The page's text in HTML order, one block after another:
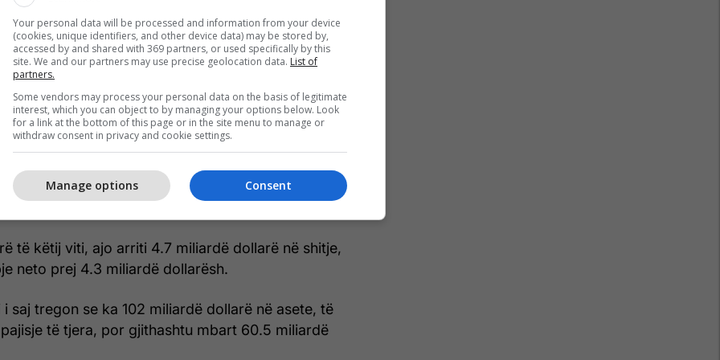
miliardë dollarë.
listimi i SpaceX mund ta çojë pasurinë e tij neto
dollarë.
vështrim të shumëpritur të gjendjes financiare
Exploration Technologies - siç njihet zyrtarisht -
të ardhura, por pati një humbje neto prej
të këtij viti, ajo arriti 4.7 miliardë dollarë në shitje,
neto prej 4.3 miliardë dollarësh.
saj tregon se ka 102 miliardë dollarë në asete, të
të tjera, por gjithashtu mbart 60.5 miliardë
Your personal data will be processed and information from your device
(cookies, unique identifiers, and other device data) may be stored by,
accessed by and shared with 369 partners, or used specifically by this
site. We and our partners may use precise geolocation data. List of
partners.
Some vendors may process your personal data on the basis of legitimate
interest, which you can object to by managing your options below. Look
for a link at the bottom of this page or in the site menu to manage or
withdraw consent in privacy and cookie settings.
Consent
Manage options